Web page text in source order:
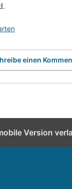
einen
Version